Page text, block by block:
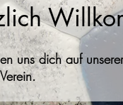
uns dich auf